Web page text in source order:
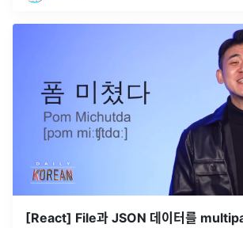
[React] File과 JSON 데이터를